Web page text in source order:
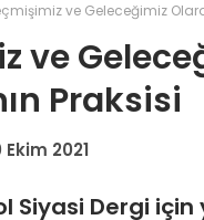
ve Geleceğimiz Olarak
ve
Praksisi
Ekim 2021
Siyasi Dergi için